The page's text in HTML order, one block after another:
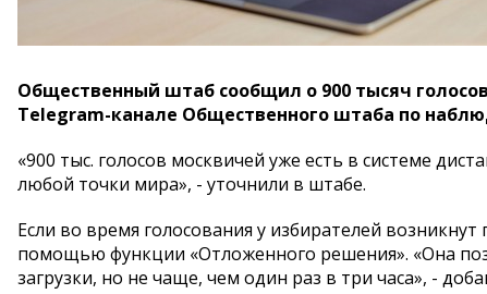
Общественный штаб сообщил о 900 тысяч
Telegram-канале Общественного штаба по
«900 тыс. голосов москвичей уже есть в системе
любой точки мира», - уточнили в штабе.
Если во время голосования у избирателей
помощью функции «Отложенного решения». «Она
загрузки, но не чаще, чем один раз в три часа», -